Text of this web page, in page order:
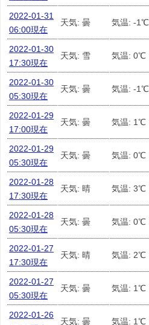
2022-01-31
06:00現在
天気: 曇 気温: -1℃
2022-01-30
17:30現在
天気: 雪 気温: 0℃
2022-01-30
05:30現在
天気: 曇 気温: -1℃
2022-01-29
17:00現在
天気: 曇 気温: 1℃
2022-01-29
05:30現在
天気: 曇 気温: 0℃
2022-01-28
17:30現在
天気: 晴 気温: 3℃
2022-01-28
05:30現在
天気: 曇 気温: 0℃
2022-01-27
17:30現在
天気: 晴 気温: 2℃
2022-01-27
05:30現在
天気: 曇 気温: 1℃
2022-01-26
天気: 曇 気温: 1℃